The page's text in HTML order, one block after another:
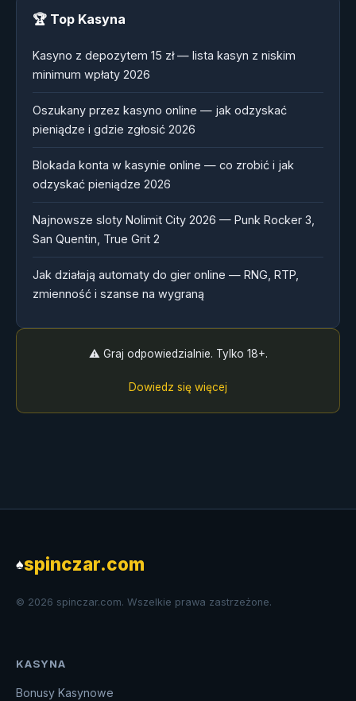
🏆 Top Kasyna
Kasyno z depozytem 15 zł — lista kasyn z niskim
minimum wpłaty 2026
Oszukany przez kasyno online — jak odzyskać
pieniądze i gdzie zgłosić 2026
Blokada konta w kasynie online — co zrobić i jak
odzyskać pieniądze 2026
Najnowsze sloty Nolimit City 2026 — Punk Rocker 3,
San Quentin, True Grit 2
Jak działają automaty do gier online — RNG, RTP,
zmienność i szanse na wygraną
⚠️ Graj odpowiedzialnie. Tylko 18+.
Dowiedz się więcej
♠spinczar.com
© 2026 spinczar.com. Wszelkie prawa zastrzeżone.
KASYNA
Bonusy Kasynowe